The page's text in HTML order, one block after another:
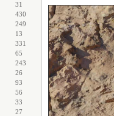
31
430
249
13
331
65
243
26
93
56
33
27